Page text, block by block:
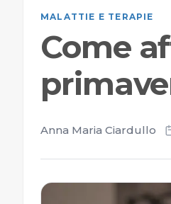
MALATTIE E TERAPIE
Come
Anna Maria Ciardullo